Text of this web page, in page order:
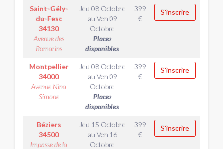
Saint-Gély-
du-Fesc
34130
Avenue des
Romarins
Jeu 08 Octobre
au Ven 09
Octobre
Places
disponibles
399
€
S'inscrire
Montpellier
34000
Avenue Nina
Simone
Jeu 08 Octobre
au Ven 09
Octobre
Places
disponibles
399
€
S'inscrire
Béziers
34500
Impasse de la
Jeu 15 Octobre
au Ven 16
Octobre
399
€
S'inscrire